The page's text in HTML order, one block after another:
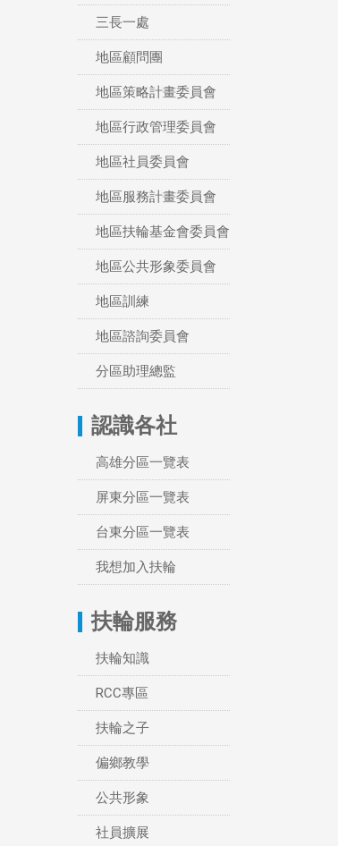
三長一處
地區顧問團
地區策略計畫委員會
地區行政管理委員會
地區社員委員會
地區服務計畫委員會
地區扶輪基金會委員會
地區公共形象委員會
地區訓練
地區諮詢委員會
分區助理總監
認識各社
高雄分區一覽表
屏東分區一覽表
台東分區一覽表
我想加入扶輪
扶輪服務
扶輪知識
RCC專區
扶輪之子
偏鄉教學
公共形象
社員擴展